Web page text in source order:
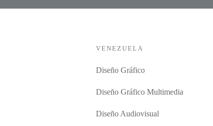
VENEZUELA
Diseño Gráfico
Diseño Gráfico Multimedia
Diseño Audiovisual